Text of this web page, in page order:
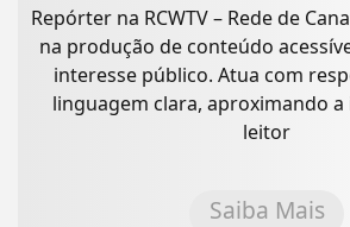
Repórter na RCWTV – Rede de
na produção de conteúdo
interesse público. Atua com
linguagem clara, aproximando
leitor
Saiba Mais